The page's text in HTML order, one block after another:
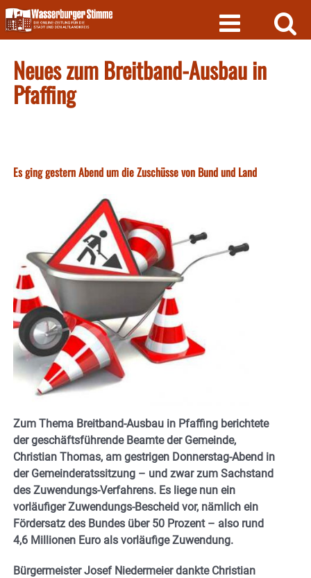
Skip
to
content
Neues zum Breitband-Ausbau in
Pfaffing
Es ging gestern Abend um die Zuschüsse von Bund und Land
Zum Thema Breitband-Ausbau in Pfaffing berichtete
der geschäftsführende Beamte der Gemeinde,
Christian Thomas, am gestrigen Donnerstag-Abend in
der Gemeinderatssitzung – und zwar zum Sachstand
des Zuwendungs-Verfahrens. Es liege nun ein
vorläufiger Zuwendungs-Bescheid vor, nämlich ein
Fördersatz des Bundes über 50 Prozent – also rund
4,6 Millionen Euro als vorläufige Zuwendung.
Bürgermeister Josef Niedermeier dankte Christian